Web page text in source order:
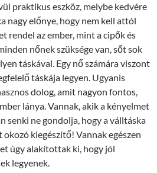
praktikus eszköz, melybe kedvére
nagy előnye, hogy nem kell attól
rendel az ember, mint a cipők és
nőnek szüksége van, sőt sok
táskával. Egy nő számára viszont
táskája legyen. Ugyanis
dolog, amit nagyon fontos,
lánya. Vannak, akik a kényelmet
senki ne gondolja, hogy a válltáska
kiegészítő! Vannak egészen
úgy alakítottak ki, hogy jól
legyenek.